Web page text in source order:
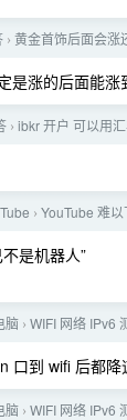
› 黄金首饰后面会涨
涨的后面能涨
› ibkr 开户 可以用
› YouTube 难
是机器人”
脑 › WIFI 网络 IPv6
口到 wifi 后都降
脑 › WIFI 网络 IPv6